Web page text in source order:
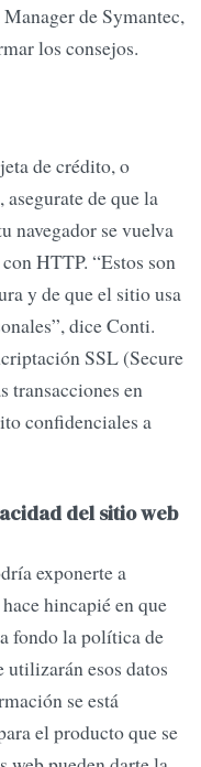
de Symantec,
los consejos.
de crédito, o
de que la
navegador se vuelva
HTTP. “Estos son
y de que el sitio usa
dice Conti.
SSL (Secure
transacciones en
confidenciales a
del sitio web
exponerte a
hincapié en que
fondo la política de
utilizarán esos datos
se está
el producto que se